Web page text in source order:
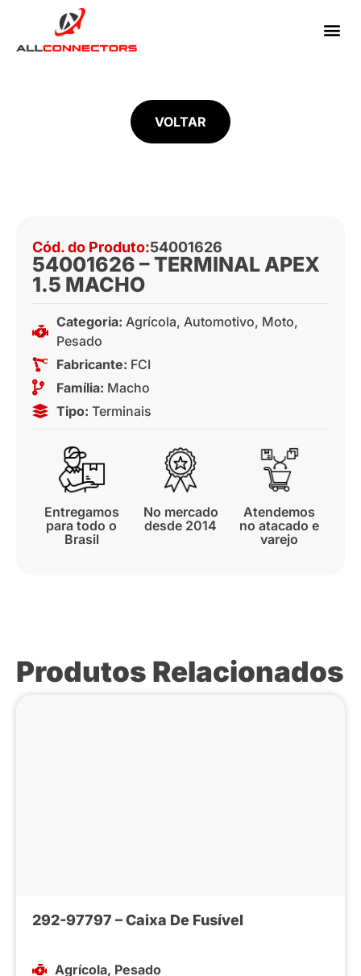
VOLTAR
Cód. do Produto:54001626
54001626 – TERMINAL APEX
1.5 MACHO
Categoria: Agrícola, Automotivo, Moto,
Pesado
Fabricante: FCI
Família: Macho
Tipo: Terminais
Entregamos
para todo o
Brasil
No mercado
desde 2014
Atendemos
no atacado e
varejo
Produtos Relacionados
292-97797 – Caixa De Fusível
Agrícola, Pesado